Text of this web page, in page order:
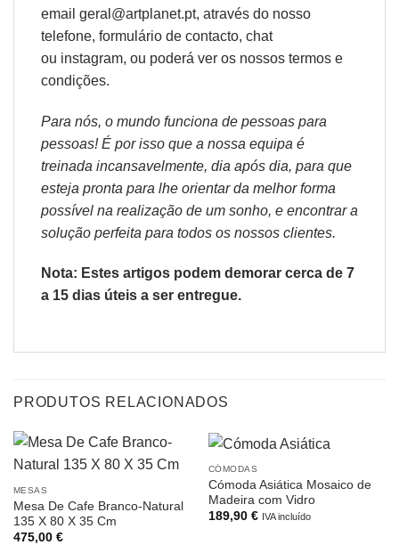
email geral@artplanet.pt, através do nosso
telefone, formulário de contacto, chat
ou instagram, ou poderá ver os nossos termos e
condições.
Para nós, o mundo funciona de pessoas para
pessoas! É por isso que a nossa equipa é
treinada incansavelmente, dia após dia, para que
esteja pronta para lhe orientar da melhor forma
possível na realização de um sonho, e encontrar a
solução perfeita para todos os nossos clientes.
Nota: Estes artigos podem demorar cerca de 7
a 15 dias úteis a ser entregue.
PRODUTOS RELACIONADOS
MESAS
Mesa De Cafe Branco-Natural
135 X 80 X 35 Cm
475,00 €
CÓMODAS
Cómoda Asiática Mosaico de
Madeira com Vidro
189,90 € IVA incluído